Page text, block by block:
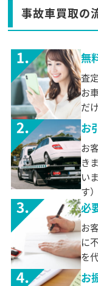
事故車買取の
無
査
お
だ
お
お
き
い
す）
必
お
に
を
お